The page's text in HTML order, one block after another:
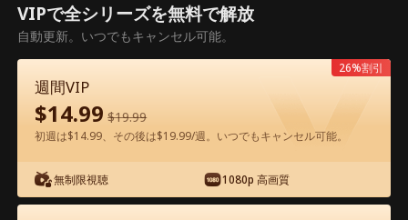
こちらは有料のエピソードです。視
聴いただくには解放が必要です。
アプリ内で無料視聴可能
VIPで全シリーズを無料で解放
自動更新。いつでもキャンセル可能。
週間VIP
$14.99 $19.99
初週は$14.99、その後は$19.99/週。いつでもキャンセル可能。
無制限視聴 1080p 高画質
26%割引